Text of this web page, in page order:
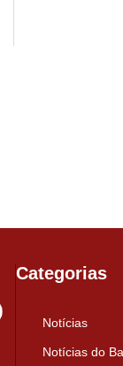
Categorias
Notícias
Notícias do